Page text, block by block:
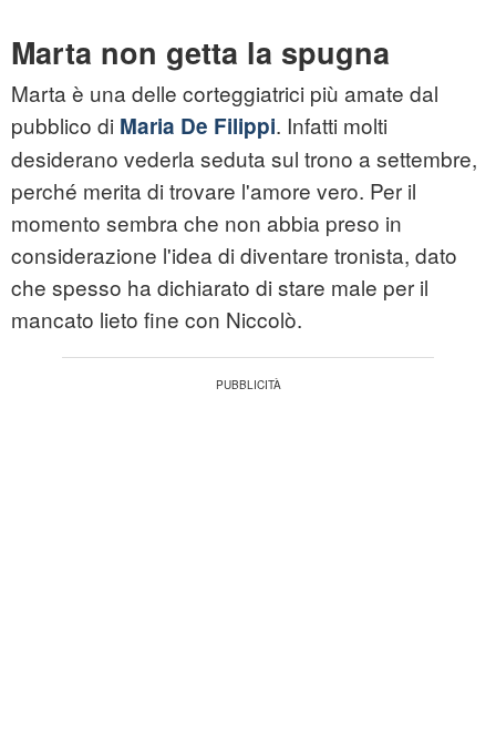
Marta non getta la spugna
Marta è una delle corteggiatrici più amate dal
pubblico di Maria De Filippi. Infatti molti
desiderano vederla seduta sul trono a settembre,
perché merita di trovare l'amore vero. Per il
momento sembra che non abbia preso in
considerazione l'idea di diventare tronista, dato
che spesso ha dichiarato di stare male per il
mancato lieto fine con Niccolò.